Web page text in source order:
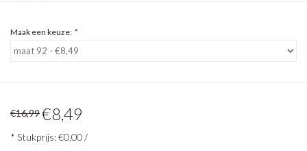
Maak een keuze: *
€16,99€8,49
* Stukprijs: €0,00 /